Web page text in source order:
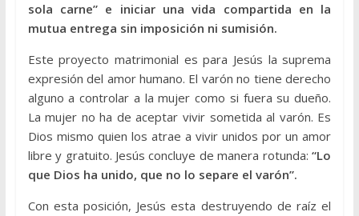
sola carne” e iniciar una vida compartida en la
mutua entrega sin imposición ni sumisión.
Este proyecto matrimonial es para Jesús la suprema
expresión del amor humano. El varón no tiene derecho
alguno a controlar a la mujer como si fuera su dueño.
La mujer no ha de aceptar vivir sometida al varón. Es
Dios mismo quien los atrae a vivir unidos por un amor
libre y gratuito. Jesús concluye de manera rotunda:“Lo
que Dios ha unido, que no lo separe el varón”.
Con esta posición, Jesús esta destruyendo de raíz el